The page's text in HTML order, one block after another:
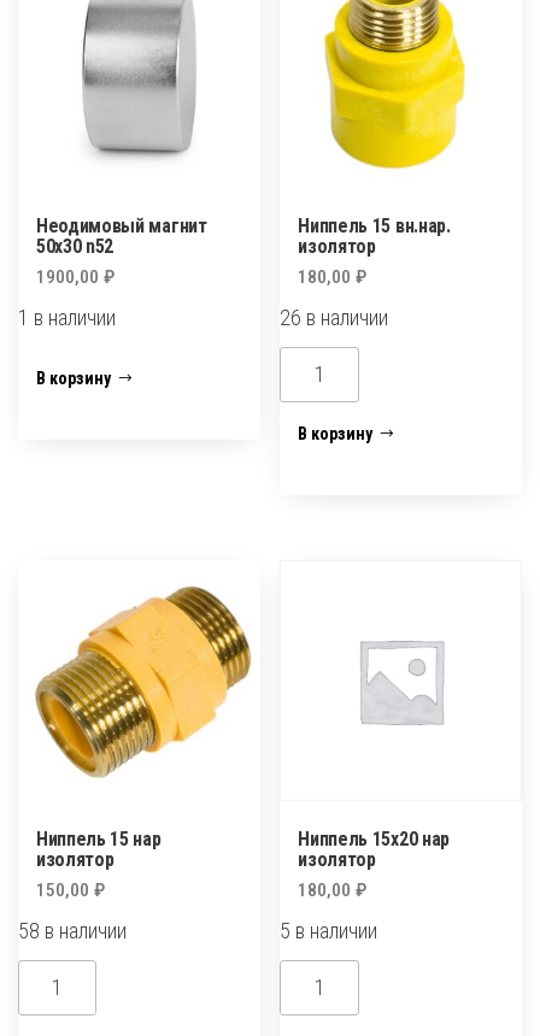
Неодимовый магнит
50х30 n52
1900,00 ₽
1 в наличии
товара
В корзину
Ниппель 15 вн.нар.
изолятор
180,00₽
26 в наличии
Количество
товара
Ниппель
В корзину
Ниппель 15 нар
изолятор
150,00 ₽
58 в наличии
Количество
товара
Ниппель 15х20 нар
изолятор
180,00₽
5 в наличии
Количество
товара